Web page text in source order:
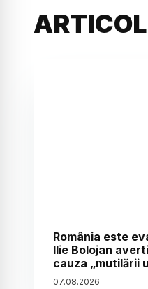
România este
Ilie Bolojan
cauza „mutilării
07.08.2026